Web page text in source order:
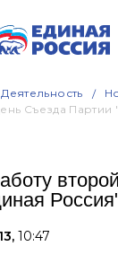
Съезда Партии
10:47